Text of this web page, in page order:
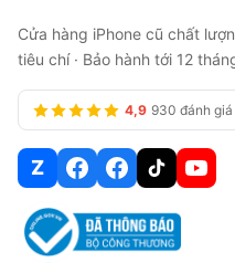
máy đời cũ lên. Kích
quá lớn.
Có tính năng an toàn.
chạm và gọi khẩn cấp,
cao, có trường hợp
gặp tai nạn.
iPhone 14 cũ có
Cửa hàng iPhone cũ chất
tiêu chí · Bảo hành tới 12
4,9 930 đánh
Z